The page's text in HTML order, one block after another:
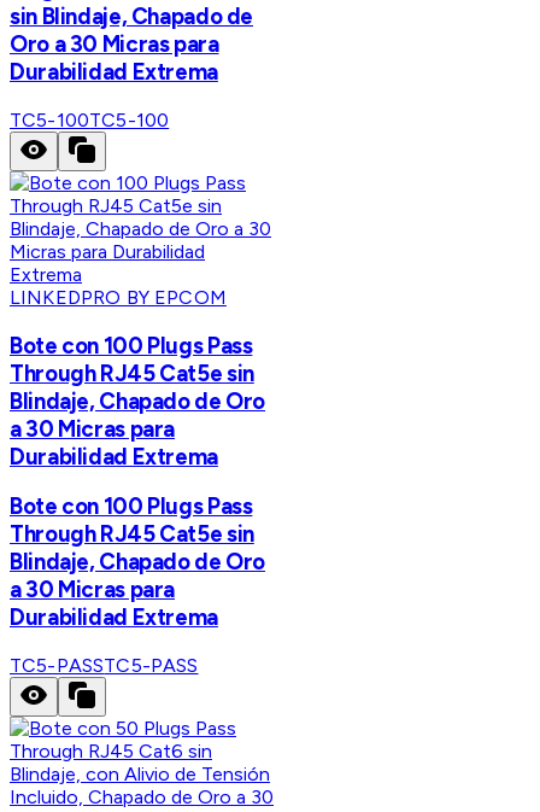
sin Blindaje, Chapado de
Oro a 30 Micras para
Durabilidad Extrema
TC5-100TC5-100
LINKEDPRO BY EPCOM
Bote con 100 Plugs Pass
Through RJ45 Cat5e sin
Blindaje, Chapado de Oro
a 30 Micras para
Durabilidad Extrema
Bote con 100 Plugs Pass
Through RJ45 Cat5e sin
Blindaje, Chapado de Oro
a 30 Micras para
Durabilidad Extrema
TC5-PASSTC5-PASS